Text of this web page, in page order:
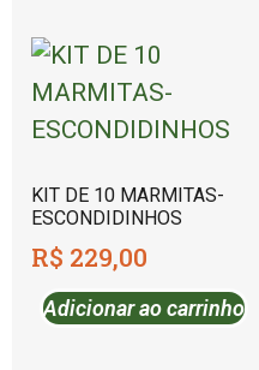
KIT DE 10 MARMITAS-
ESCONDIDINHOS
R$ 229,00
Adicionar ao carrinho